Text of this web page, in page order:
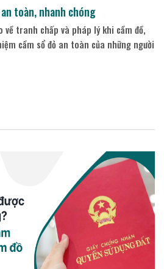
toàn, nhanh chóng
tranh chấp và pháp lý khi cầm đồ,
cầm sổ đỏ an toàn của những người